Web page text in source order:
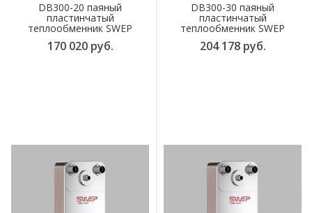
DB300-20 паяный
пластинчатый
теплообменник SWEP
170 020 руб.
DB300-30 паяный
пластинчатый
теплообменник SWEP
204 178 руб.